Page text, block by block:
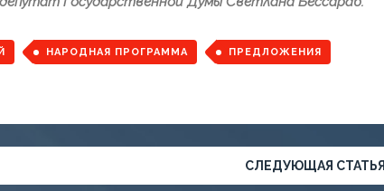
НАРОДНАЯ ПРОГРАММА ПРЕДЛОЖЕНИЯ
СЛЕДУЮЩАЯ СТАТЬЯ